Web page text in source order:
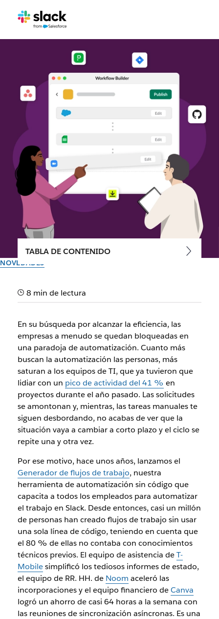
NOVEDADES
Capacita a todos para
nuevo Generador de flujos
de trabajo
Nuevas capacidades de automatización para lograr flujos
de trabajo más poderosos, sin importar cuáles sean tus
conocimientos técnicos
El equipo de Slack
6 de septiembre de 2023
TABLA DE CONTENIDO
8 min de lectura
En su búsqueda por alcanzar la eficiencia, las
empresas a menudo se quedan bloqueadas en
una paradoja de automatización. Cuanto más
buscan la automatización las personas, más
saturan a los equipos de TI, que ya tuvieron que
lidiar con un pico de actividad del 41 % en
proyectos durante el año pasado. Las solicitudes
se amontonan y, mientras, las tareas manuales te
siguen desbordando, no acabas de ver que la
situación vaya a cambiar a corto plazo y el ciclo se
repite una y otra vez.
Por ese motivo, hace unos años, lanzamos el
Generador de flujos de trabajo, nuestra
herramienta de automatización sin código que
capacita a todos los empleados para automatizar
el trabajo en Slack. Desde entonces, casi un millón
de personas han creado flujos de trabajo sin usar
una sola línea de código, teniendo en cuenta que
el 80 % de ellas no contaba con conocimientos
técnicos previos. El equipo de asistencia deT-
Mobilesimplificó los tediosos informes de estado,
el equipo de RR. HH. de Noom aceleró las
incorporaciones y el equipo financiero deCanva
logró un ahorro de casi 64 horas a la semana con
las reuniones de sincronización asíncronas. Es una